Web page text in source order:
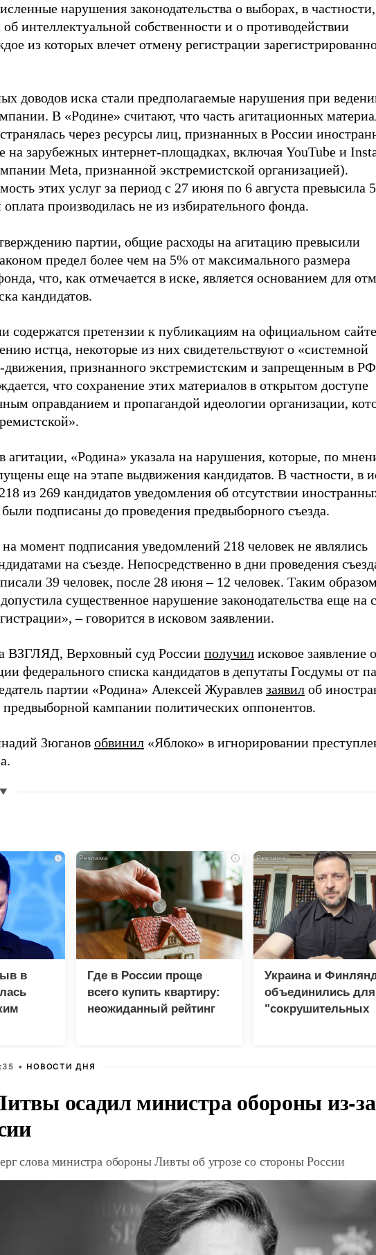
нарушения законодательства о выборах, в частности,
об интеллектуальной собственности и о противодействии
из которых влечет отмену регистрации
доводов иска стали предполагаемые нарушения при
В «Родине» считают, что часть агитационных
через ресурсы лиц, признанных в России
на зарубежных интернет-площадках, включая YouTube и
Meta, признанной экстремистской организацией).
этих услуг за период с 27 июня по 6 августа превысила
производилась не из избирательного фонда.
партии, общие расходы на агитацию превысили
предел более чем на 5% от максимального размера
что, как отмечается в иске, является основанием для
кандидатов.
содержатся претензии к публикациям на официальном сайте
истца, некоторые из них свидетельствуют о «системной
признанного экстремистским и запрещенным в
что сохранение этих материалов в открытом доступе
оправданием и пропагандой идеологии организации,
агитации, «Родина» указала на нарушения, которые, по
еще на этапе выдвижения кандидатов. В частности, в
из 269 кандидатов уведомления об отсутствии
были подписаны до проведения предвыборного съезда.
момент подписания уведомлений 218 человек не являлись
на съезде. Непосредственно в дни проведения
39 человек, после 28 июня – 12 человек. Таким
существенное нарушение законодательства еще на
– говорится в исковом заявлении.
ВЗГЛЯД, Верховный суд России получил исковое заявление
федерального списка кандидатов в депутаты Госдумы от
партии «Родина» Алексей Журавлев заявил об
кампании политических оппонентов.
Зюганов обвинил «Яблоко» в игнорировании
▼
i
в
i
Где в России проще
всего купить квартиру:
неожиданный рейтинг
Украина и
объединились для
"сокрушительных
• НОВОСТИ ДНЯ
осадил министра обороны из-за
слова министра обороны Ливты об угрозе со стороны России